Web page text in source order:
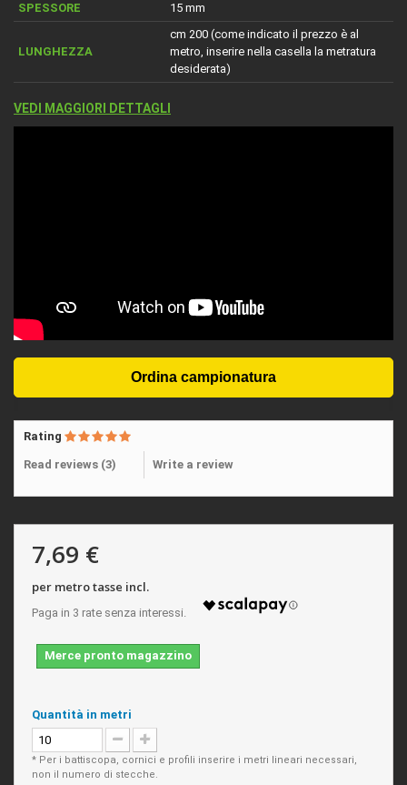
SPESSORE
15 mm
LUNGHEZZA
cm 200 (come indicato il prezzo è al
metro, inserire nella casella la metratura
desiderata)
VEDI MAGGIORI DETTAGLI
Rating
Read reviews (3) Write a review
7,69 €
per metro tasse incl.
Merce pronto magazzino
Quantità in metri
* Per i battiscopa, cornici e profili inserire i metri lineari necessari,
non il numero di stecche.